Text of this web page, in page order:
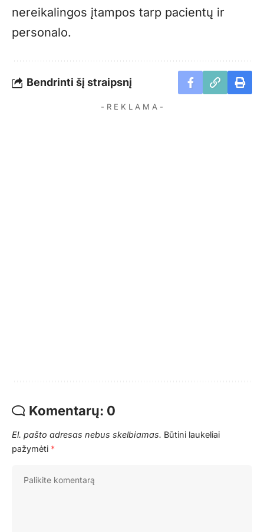
nereikalingos įtampos tarp pacientų ir
personalo.
Bendrinti šį straipsnį
- R E K L A M A -
Komentarų: 0
El. pašto adresas nebus skelbiamas. Būtini laukeliai
pažymėti *